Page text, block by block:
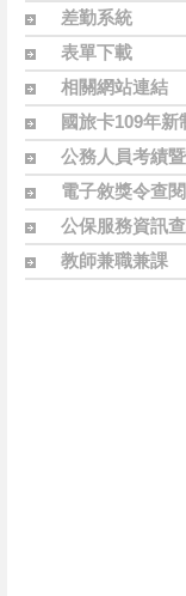
差勤系統
表單下載
相關網站連結
國旅卡109年新
公務人員考績
名單
電子敘獎令查
公保服務資訊
教師兼職兼課